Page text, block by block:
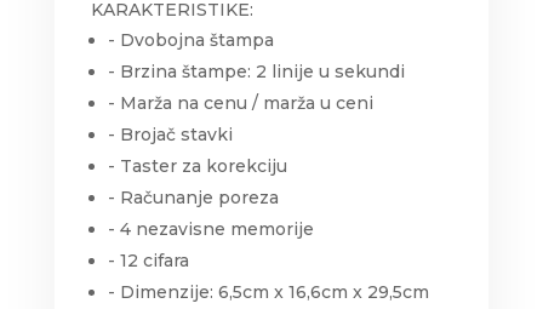
KARAKTERISTIKE:
- Dvobojna štampa
- Brzina štampe: 2 linije u sekundi
- Marža na cenu / marža u ceni
- Brojač stavki
- Taster za korekciju
- Računanje poreza
- 4 nezavisne memorije
- 12 cifara
- Dimenzije: 6,5cm x 16,6cm x 29,5cm